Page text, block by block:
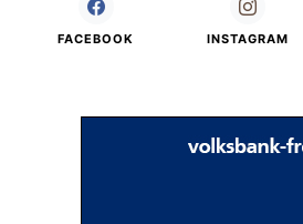
FACEBOOK INSTAGRAM